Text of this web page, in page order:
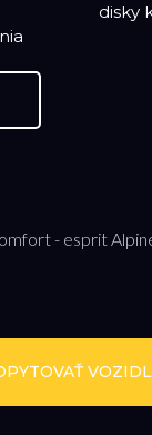
disky
- esprit
DOPYTOVAŤ